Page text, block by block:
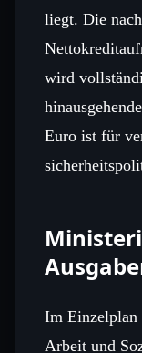
liegt. Die
wird
Euro ist für
Im Einzelplan
Arbeit und